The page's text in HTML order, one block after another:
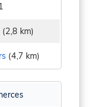
(2,8 km)
(4,7 km)